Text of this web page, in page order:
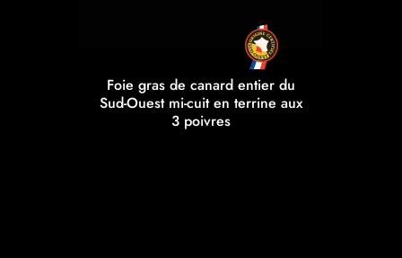
Foie gras de canard entier du
Sud-Ouest mi-cuit en terrine aux
3 poivres